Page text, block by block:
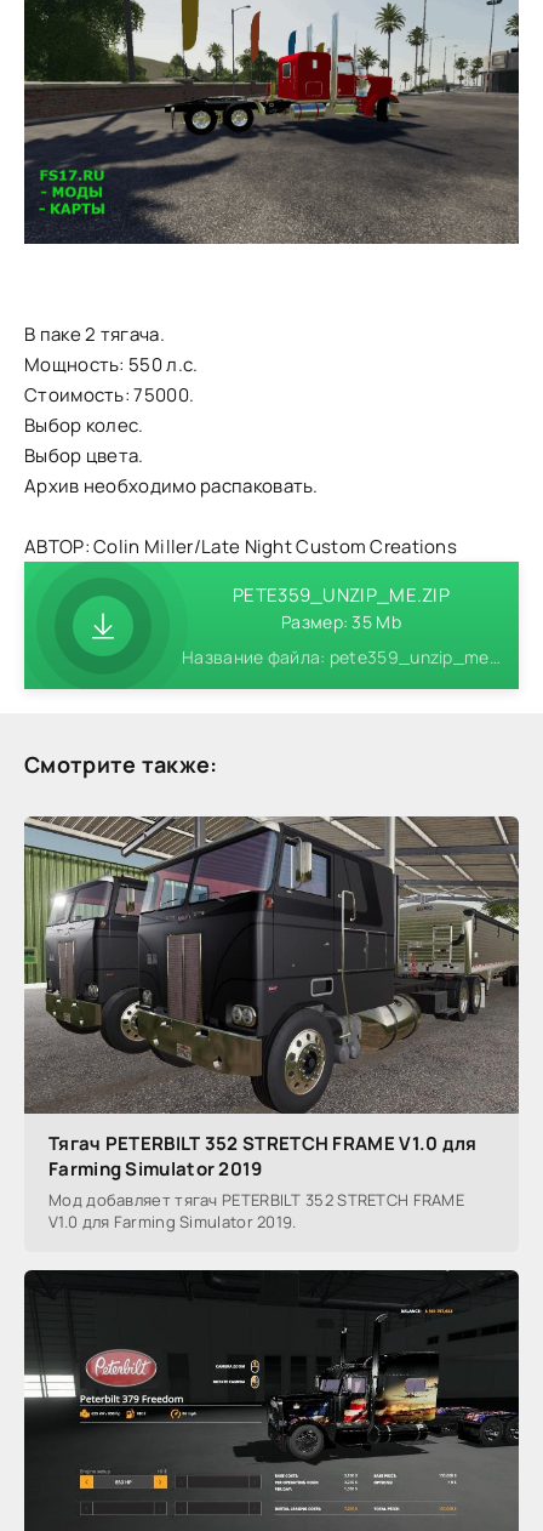
В паке 2 тягача.
Мощность: 550 л.с.
Стоимость: 75000.
Выбор колес.
Выбор цвета.
Архив необходимо распаковать.
АВТОР: Colin Miller/Late Night Custom Creations
PETE359_UNZIP_ME.ZIP
Размер: 35 Mb
Название файла: pete359_unzip_me.zip
Смотрите также:
Тягач PETERBILT 352 STRETCH FRAME V1.0 для
Farming Simulator 2019
Мод добавляет тягач PETERBILT 352 STRETCH FRAME
V1.0 для Farming Simulator 2019.